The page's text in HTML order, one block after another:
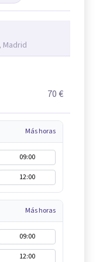
Madrid
70 €
Más horas
09:00
12:00
Más horas
09:00
12:00